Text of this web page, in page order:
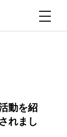
動を紹
れまし